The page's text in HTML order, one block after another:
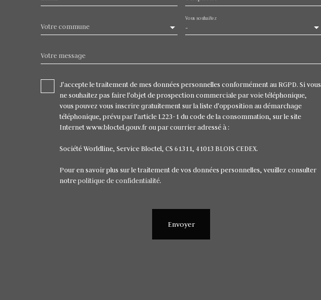
Votre commune -
Vous souhaitez
Votre message
J'accepte le traitement de mes données personnelles conformément au RGPD. Si vous
ne souhaitez pas faire l'objet de prospection commerciale par voie téléphonique,
vous pouvez vous inscrire gratuitement sur la liste d'opposition au démarchage
téléphonique, prévu par l'article L223-1 du code de la consommation, sur le site
Internet www.bloctel.gouv.fr ou par courrier adressé à :
Société Worldline, Service Bloctel, CS 61311, 41013 BLOIS CEDEX.
Pour en savoir plus sur le traitement de vos données personnelles, veuillez consulter
notrepolitique de confidentialité.
Envoyer